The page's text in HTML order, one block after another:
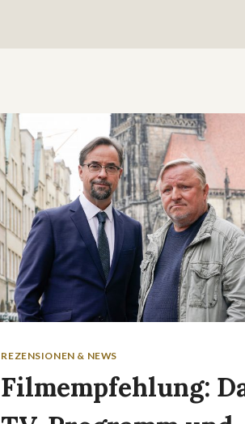
REZENSIONEN & NEWS
Filmempfehlung: